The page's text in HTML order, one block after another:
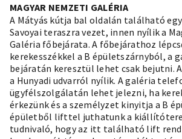
MAGYAR NEMZETI GALÉRIA
A Mátyás kútja bal oldalán található
Savoyai teraszra vezet, innen nyílik a
Galéria főbejárata. A főbejárathoz
kerekesszékkel a B épületszárnyból, a
bejáratán keresztül lehet csak bejutni.
a Hunyadi udvarról nyílik. A galéria
ügyfélszolgálatán lehet jelezni, ha
érkezünk és a személyzet kinyitja a B
épületből lifttel juthatunk a
tudnivaló, hogy az itt található lift